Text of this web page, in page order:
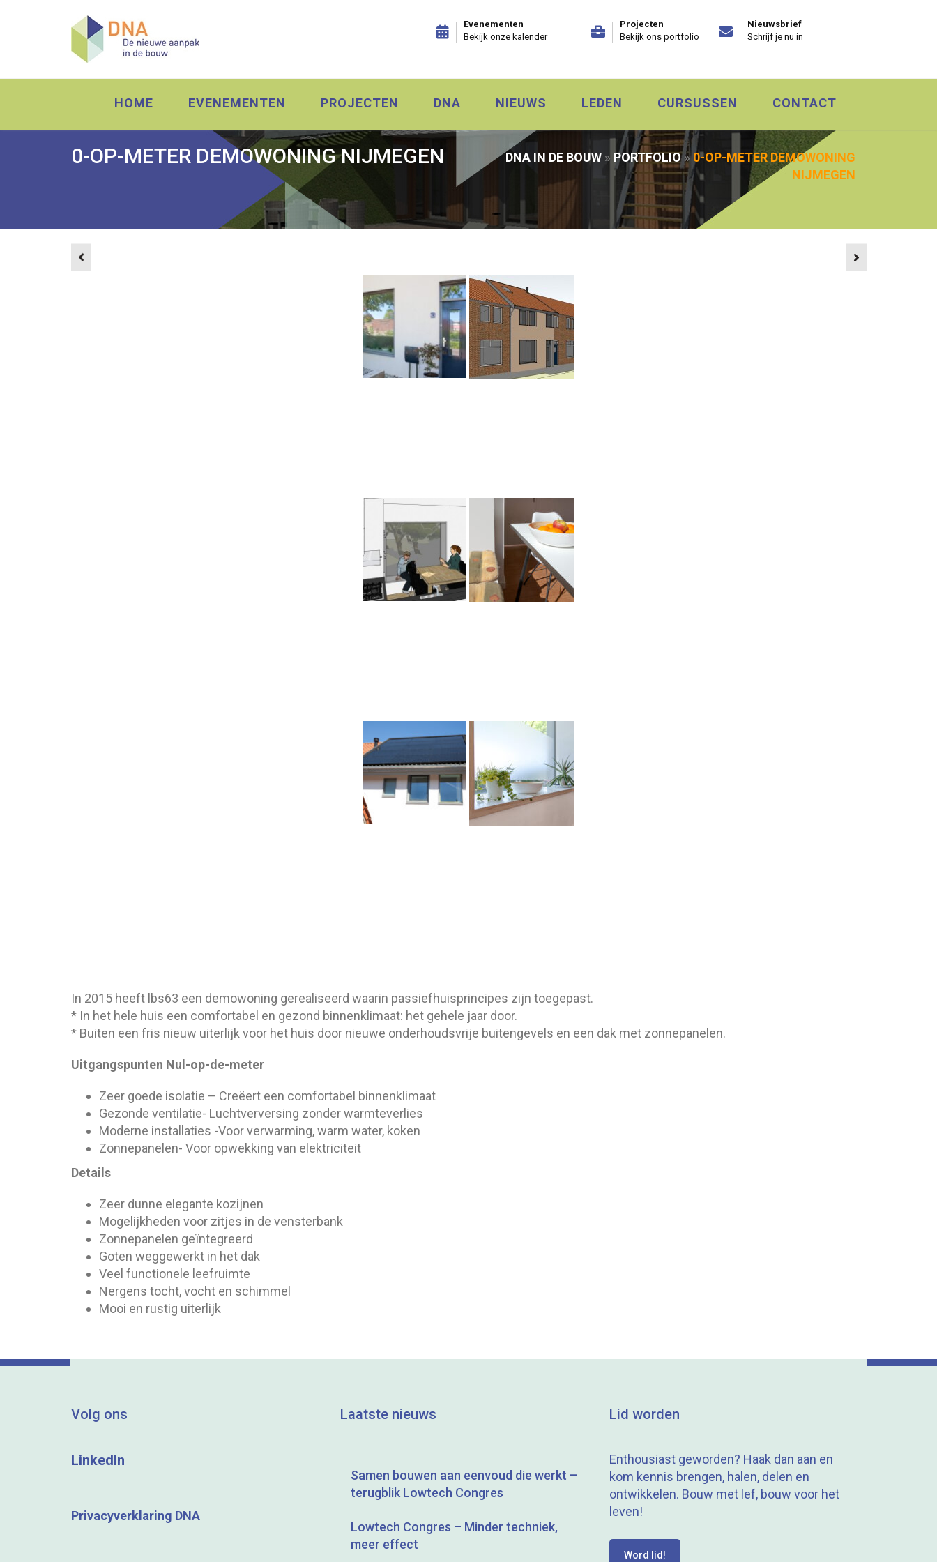
Evenementen
Bekijk onze kalender
Projecten
Bekijk ons portfolio
Nieuwsbrief
Schrijf je nu in
HOME EVENEMENTEN PROJECTEN DNA NIEUWS LEDEN CURSUSSEN CONTACT
0-OP-METER DEMOWONING NIJMEGEN DNA IN DE BOUW » PORTFOLIO»0-OP-METER DEMOWONING
NIJMEGEN
In 2015 heeft lbs63 een demowoning gerealiseerd waarin passiefhuisprincipes zijn toegepast.
* In het hele huis een comfortabel en gezond binnenklimaat: het gehele jaar door.
* Buiten een fris nieuw uiterlijk voor het huis door nieuwe onderhoudsvrije buitengevels en een dak met zonnepanelen.
Uitgangspunten Nul-op-de-meter
Zeer goede isolatie – Creëert een comfortabel binnenklimaat
Gezonde ventilatie- Luchtverversing zonder warmteverlies
Moderne installaties -Voor verwarming, warm water, koken
Zonnepanelen- Voor opwekking van elektriciteit
Details
Zeer dunne elegante kozijnen
Mogelijkheden voor zitjes in de vensterbank
Zonnepanelen geïntegreerd
Goten weggewerkt in het dak
Veel functionele leefruimte
Nergens tocht, vocht en schimmel
Mooi en rustig uiterlijk
Volg ons
LinkedIn
Privacyverklaring DNA
Laatste nieuws
Samen bouwen aan eenvoud die werkt –
terugblik Lowtech Congres
Lowtech Congres – Minder techniek,
meer effect
Lid worden
Enthousiast geworden? Haak dan aan en
kom kennis brengen, halen, delen en
ontwikkelen. Bouw met lef, bouw voor het
leven!
Word lid!